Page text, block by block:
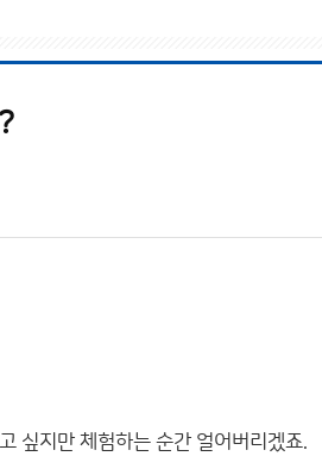
싶지만 체험하는 순간 얼어버리겠죠.